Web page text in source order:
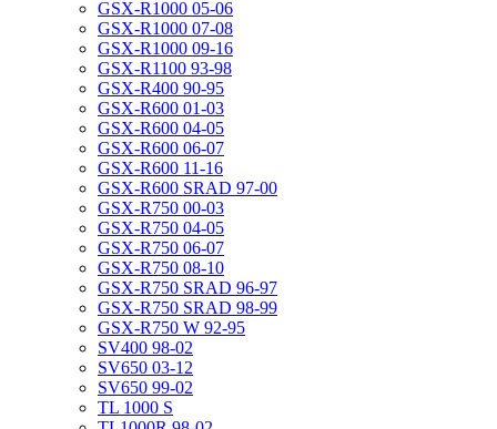
GSX-R1000 05-06
GSX-R1000 07-08
GSX-R1000 09-16
GSX-R1100 93-98
GSX-R400 90-95
GSX-R600 01-03
GSX-R600 04-05
GSX-R600 06-07
GSX-R600 11-16
GSX-R600 SRAD 97-00
GSX-R750 00-03
GSX-R750 04-05
GSX-R750 06-07
GSX-R750 08-10
GSX-R750 SRAD 96-97
GSX-R750 SRAD 98-99
GSX-R750 W 92-95
SV400 98-02
SV650 03-12
SV650 99-02
TL 1000 S